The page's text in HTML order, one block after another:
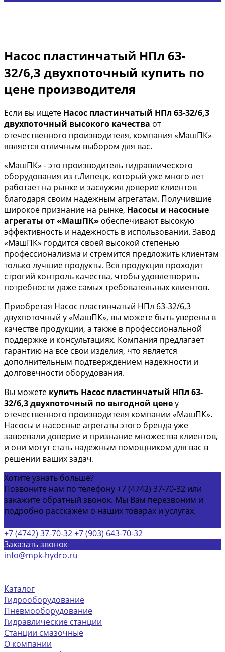
Насос пластинчатый НПл 63-
32/6,3 двухпоточный купить по
цене производителя
Если вы ищете Насос пластинчатый НПл 63-32/6,3
двухпоточный высокого качества от
отечественного производителя, компания «МашПК»
является отличным выбором для вас.
«МашПК» - это производитель гидравлического
оборудования из г.Липецк, который уже много лет
работает на рынке и заслужил доверие клиентов
благодаря своим надежным агрегатам. Получившие
широкое признание на рынке, Насосы и насосные
агрегаты от «МашПК» обеспечивают высокую
эффективность и надежность в использовании. Завод
«МашПК» гордится своей высокой степенью
профессионализма и стремится предложить клиентам
только лучшие продукты. Вся продукция проходит
строгий контроль качества, чтобы удовлетворить
потребности даже самых требовательных клиентов.
Приобретая Насос пластинчатый НПл 63-32/6,3
двухпоточный у «МашПК», вы можете быть уверены в
качестве продукции, а также в профессиональной
поддержке и консультациях. Компания предлагает
гарантию на все свои изделия, что является
дополнительным подтверждением надежности и
долговечности оборудования.
Вы можете купить Насос пластинчатый НПл 63-
32/6,3 двухпоточный по выгодной ценеу
отечественного производителя компании «МашПК».
Насосы и насосные агрегаты этого бренда уже
завоевали доверие и признание множества клиентов,
и они могут стать надежным помощником для вас в
решении ваших задач.
Хотите узнать больше?
Позвоните нам по телефону +7 (4742) 37-70-32 или
закажите обратный звонок. Мы Вам перезвоним и
подробно расскажем о наших товарах и услугах.
+7 (4742) 37-70-32+7 (903) 643-70-32
Заказать звонок
info@mpk-hydro.ru
Каталог
Гидрооборудование
Пневмооборудование
Гидравлические станции
Станции смазочные
О компании